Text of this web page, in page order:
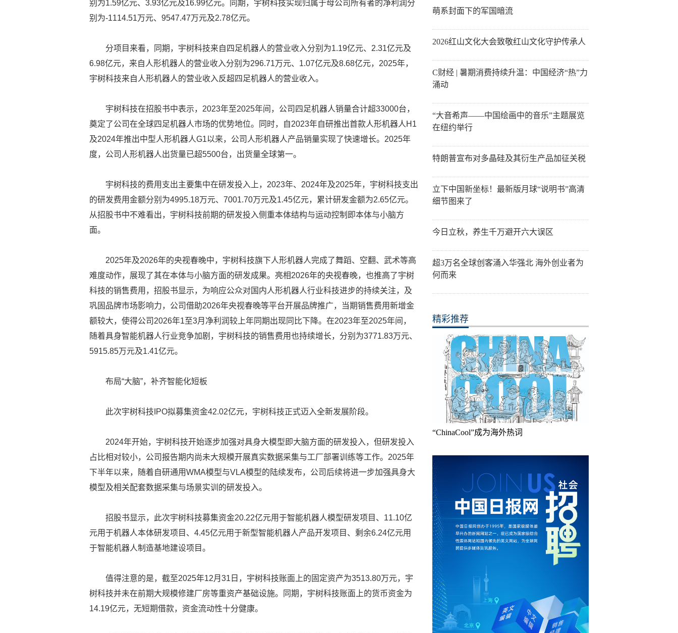
别为1.59亿元、3.93亿元及16.99亿元。同期，宇树科技实现归属于母公司所有者的净利润分
别为-1114.51万元、9547.47万元及2.78亿元。
分项目来看，同期，宇树科技来自四足机器人的营业收入分别为1.19亿元、2.31亿元及
6.98亿元，来自人形机器人的营业收入分别为296.71万元、1.07亿元及8.68亿元，2025年，
宇树科技来自人形机器人的营业收入反超四足机器人的营业收入。
宇树科技在招股书中表示，2023年至2025年间，公司四足机器人销量合计超33000台，
奠定了公司在全球四足机器人市场的优势地位。同时，自2023年自研推出首款人形机器人H1
及2024年推出中型人形机器人G1以来，公司人形机器人产品销量实现了快速增长。2025年
度，公司人形机器人出货量已超5500台，出货量全球第一。
宇树科技的费用支出主要集中在研发投入上，2023年、2024年及2025年，宇树科技支出
的研发费用金额分别为4995.18万元、7001.70万元及1.45亿元，累计研发金额为2.65亿元。
从招股书中不难看出，宇树科技前期的研发投入侧重本体结构与运动控制即本体与小脑方
面。
2025年及2026年的央视春晚中，宇树科技旗下人形机器人完成了舞蹈、空翻、武术等高
难度动作，展现了其在本体与小脑方面的研发成果。亮相2026年的央视春晚，也推高了宇树
科技的销售费用，招股书显示，为响应公众对国内人形机器人行业科技进步的持续关注，及
巩固品牌市场影响力，公司借助2026年央视春晚等平台开展品牌推广，当期销售费用新增金
额较大，使得公司2026年1至3月净利润较上年同期出现同比下降。在2023年至2025年间，
随着具身智能机器人行业竞争加剧，宇树科技的销售费用也持续增长，分别为3771.83万元、
5915.85万元及1.41亿元。
布局“大脑”，补齐智能化短板
此次宇树科技IPO拟募集资金42.02亿元，宇树科技正式迈入全新发展阶段。
2024年开始，宇树科技开始逐步加强对具身大模型即大脑方面的研发投入，但研发投入
占比相对较小，公司报告期内尚未大规模开展真实数据采集与工厂部署训练等工作。2025年
下半年以来，随着自研通用WMA模型与VLA模型的陆续发布，公司后续将进一步加强具身大
模型及相关配套数据采集与场景实训的研发投入。
招股书显示，此次宇树科技募集资金20.22亿元用于智能机器人模型研发项目、11.10亿
元用于机器人本体研发项目、4.45亿元用于新型智能机器人产品开发项目、剩余6.24亿元用
于智能机器人制造基地建设项目。
值得注意的是，截至2025年12月31日，宇树科技账面上的固定资产为3513.80万元，宇
树科技并未在前期大规模修建厂房等重资产基础设施。同期，宇树科技账面上的货币资金为
14.19亿元，无短期借款，资金流动性十分健康。
萌系封面下的军国暗流
2026红山文化大会致敬红山文化守护传承人
C财经 | 暑期消费持续升温：中国经济“热”力
涌动
“大音希声——中国绘画中的音乐”主题展览
在纽约举行
特朗普宣布对多晶硅及其衍生产品加征关税
立下中国新坐标！最新版月球“说明书”高清
细节图来了
今日立秋，养生千万避开六大误区
超3万名全球创客涌入华强北 海外创业者为
何而来
精彩推荐
“ChinaCool”成为海外热词